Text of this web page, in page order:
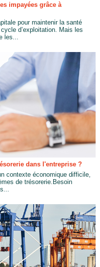
impayées grâce à
pour maintenir la santé
d’exploitation. Mais les
les...
dans l'entreprise ?
contexte économique difficile,
de trésorerie.Besoin